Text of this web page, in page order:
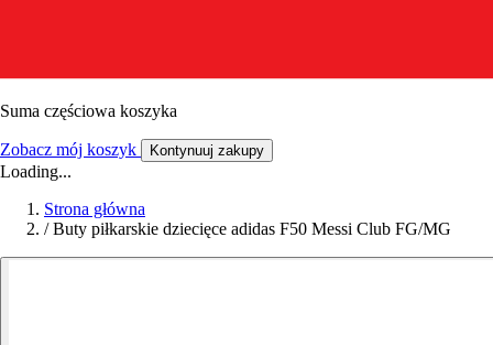
Suma częściowa koszyka
Zobacz mój koszyk Kontynuuj zakupy
Loading...
Strona główna
/ Buty piłkarskie dziecięce adidas F50 Messi Club FG/MG